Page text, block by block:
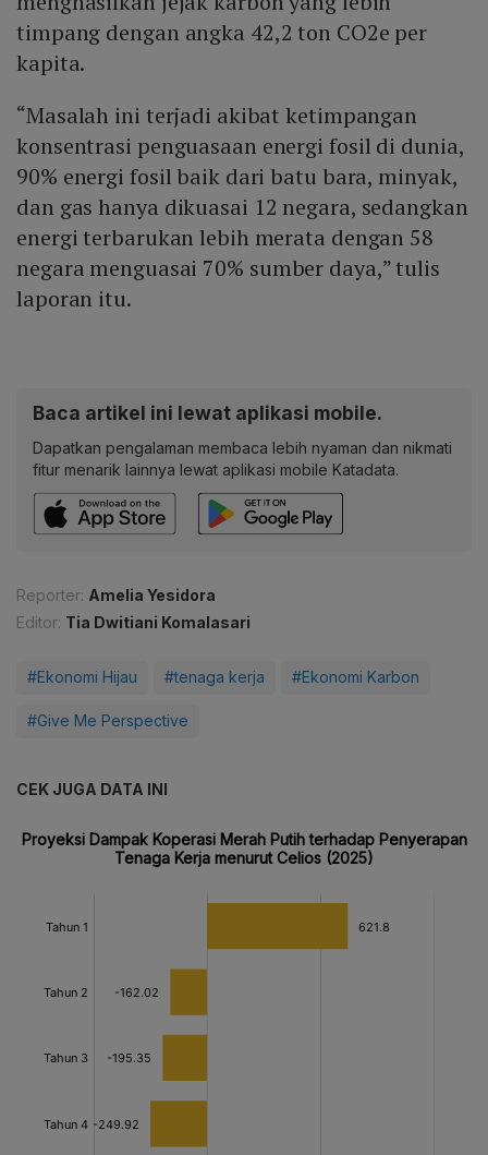
timpang dengan angka 42,2 ton CO2e per
kapita.
“Masalah ini terjadi akibat ketimpangan
konsentrasi penguasaan energi fosil di dunia,
90% energi fosil baik dari batu bara, minyak,
dan gas hanya dikuasai 12 negara, sedangkan
energi terbarukan lebih merata dengan 58
negara menguasai 70% sumber daya,” tulis
laporan itu.
Baca artikel ini lewat aplikasi mobile.
Dapatkan pengalaman membaca lebih nyaman dan nikmati
fitur menarik lainnya lewat aplikasi mobile Katadata.
Reporter: Amelia Yesidora
Editor: Tia Dwitiani Komalasari
#Ekonomi Hijau #tenaga kerja #Ekonomi Karbon
#Give Me Perspective
CEK JUGA DATA INI